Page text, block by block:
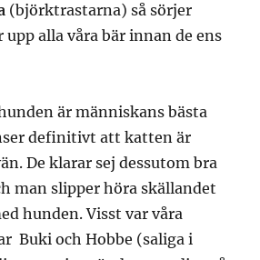
(björktrastarna) så sörjer
alla våra bär innan de ens
är människans bästa
definitivt att katten är
De klarar sej dessutom bra
man slipper höra skällandet
hunden. Visst var våra
Buki och Hobbe (saliga i